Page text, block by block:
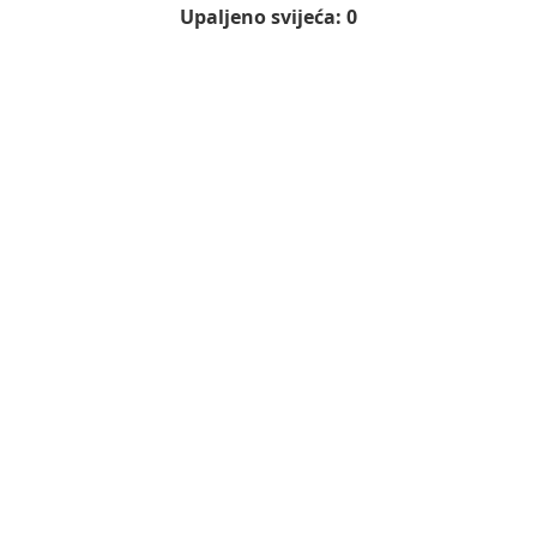
Upaljeno svijeća: 0